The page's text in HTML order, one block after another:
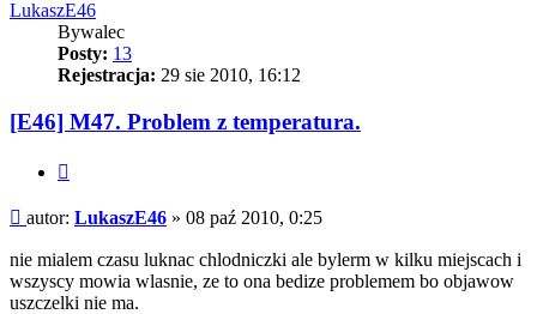
LukaszE46
Bywalec
Posty: 13
Rejestracja: 29 sie 2010, 16:12
[E46] M47. Problem z temperatura.
Post
autor: LukaszE46 » 08 paź 2010, 0:25
nie mialem czasu luknac chlodniczki ale bylerm w kilku miejscach i
wszyscy mowia wlasnie, ze to ona bedize problemem bo objawow
uszczelki nie ma.